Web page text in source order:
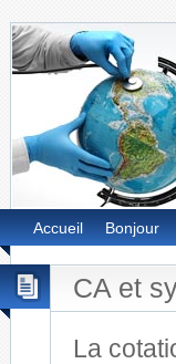
Accueil Bonjour
CA et
La